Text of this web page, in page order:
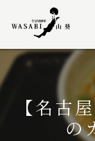
【名古
の